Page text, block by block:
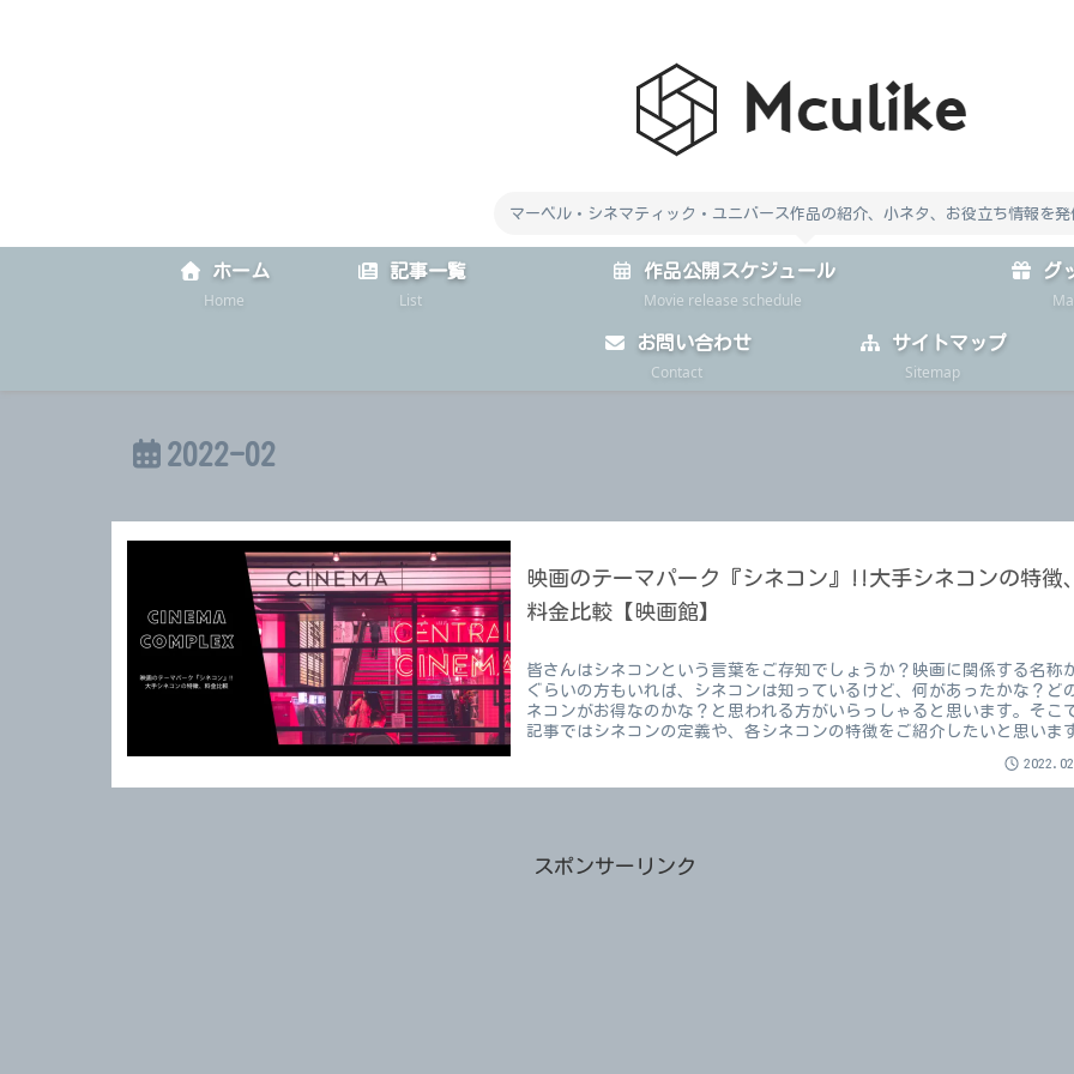
マーベル・シネマティック・ユニバース作品の紹介、小ネタ、お役立ち情報を発
ホーム
Home
記事一覧
List
作品公開スケジュール
Movie release schedule
グ
お問い合わせ
Contact
サイトマップ
Sitemap
2022-02
映画のテーマパーク『シネコン』!!大手シネコンの特徴、
料金比較【映画館】
皆さんはシネコンという言葉をご存知でしょうか？映画に関係する名称
ぐらいの方もいれば、シネコンは知っているけど、何があったかな？ど
ネコンがお得なのかな？と思われる方がいらっしゃると思います。そこ
記事ではシネコンの定義や、各シネコンの特徴をご紹介したいと思います
スポンサーリンク